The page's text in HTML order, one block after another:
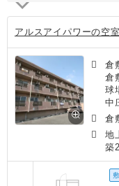
アルスアイパワーの空
倉
倉
球
中
倉
地
築